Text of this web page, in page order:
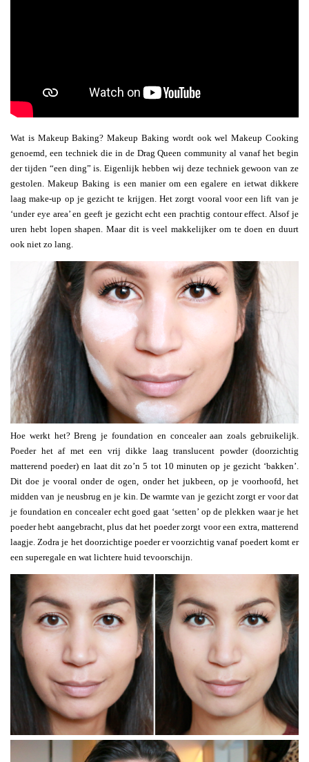
Wat is Makeup Baking? Makeup Baking wordt ook wel Makeup Cooking
genoemd, een techniek die in de Drag Queen community al vanaf het begin
der tijden “een ding” is. Eigenlijk hebben wij deze techniek gewoon van ze
gestolen. Makeup Baking is een manier om een egalere en ietwat dikkere
laag make-up op je gezicht te krijgen. Het zorgt vooral voor een lift van je
‘under eye area’ en geeft je gezicht echt een prachtig contour effect. Alsof je
uren hebt lopen shapen. Maar dit is veel makkelijker om te doen en duurt
ook niet zo lang.
Hoe werkt het? Breng je foundation en concealer aan zoals gebruikelijk.
Poeder het af met een vrij dikke laag translucent powder (doorzichtig
matterend poeder) en laat dit zo’n 5 tot 10 minuten op je gezicht ‘bakken’.
Dit doe je vooral onder de ogen, onder het jukbeen, op je voorhoofd, het
midden van je neusbrug en je kin. De warmte van je gezicht zorgt er voor dat
je foundation en concealer echt goed gaat ‘setten’ op de plekken waar je het
poeder hebt aangebracht, plus dat het poeder zorgt voor een extra, matterend
laagje. Zodra je het doorzichtige poeder er voorzichtig vanaf poedert komt er
een superegale en wat lichtere huid tevoorschijn.